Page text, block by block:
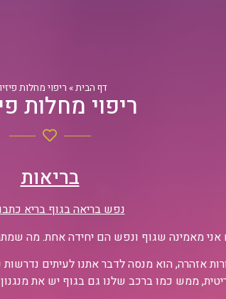
דף הבית» ריפוי מחלות
ריפוי מחלות
בריאות
נפש בריאה בגוף בריא
אני מאמינה שגוף ונפש הם יחידה אחת. מה
אזהרה, הוא מנסה לדבר אתנו לעיתים
ממש כמו ברכב שלנו גם בגוף יש את